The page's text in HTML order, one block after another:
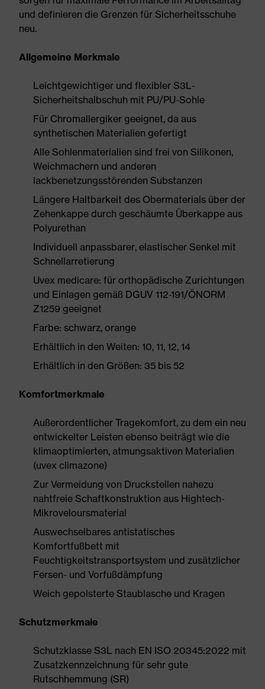
und definieren die Grenzen für Sicherheitsschuhe
neu.
Allgemeine Merkmale
Leichtgewichtiger und flexibler S3L-
Sicherheitshalbschuh mit PU/PU-Sohle
Für Chromallergiker geeignet, da aus
synthetischen Materialien gefertigt
Alle Sohlenmaterialien sind frei von Silikonen,
Weichmachern und anderen
lackbenetzungsstörenden Substanzen
Längere Haltbarkeit des Obermaterials über der
Zehenkappe durch geschäumte Überkappe aus
Polyurethan
Individuell anpassbarer, elastischer Senkel mit
Schnellarretierung
Uvex medicare: für orthopädische Zurichtungen
und Einlagen gemäß DGUV 112-191/ÖNORM
Z1259 geeignet
Farbe: schwarz, orange
Erhältlich in den Weiten: 10, 11, 12, 14
Erhältlich in den Größen: 35 bis 52
Komfortmerkmale
Außerordentlicher Tragekomfort, zu dem ein neu
entwickelter Leisten ebenso beiträgt wie die
klimaoptimierten, atmungsaktiven Materialien
(uvex climazone)
Zur Vermeidung von Druckstellen nahezu
nahtfreie Schaftkonstruktion aus Hightech-
Mikroveloursmaterial
Auswechselbares antistatisches
Komfortfußbett mit
Feuchtigkeitstransportsystem und zusätzlicher
Fersen- und Vorfußdämpfung
Weich gepolsterte Staublasche und Kragen
Schutzmerkmale
Schutzklasse S3L nach EN ISO 20345:2022 mit
Zusatzkennzeichnung für sehr gute
Rutschhemmung (SR)